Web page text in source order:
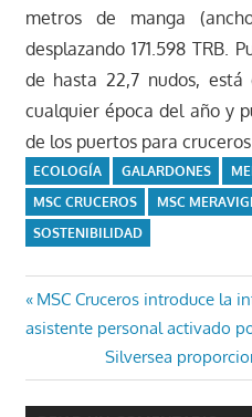
metros de manga
desplazando 171.598 TRB.
de hasta 22,7 nudos,
cualquier época del año y
de los puertos para
ECOLOGÍA GALARDONES
MSC CRUCEROS
MSC
SOSTENIBILIDAD
Navegación
entradas
Entrada
anterior:
MSC Cruceros introduce la
asistente personal activado
Entrada
siguiente:
Silversea